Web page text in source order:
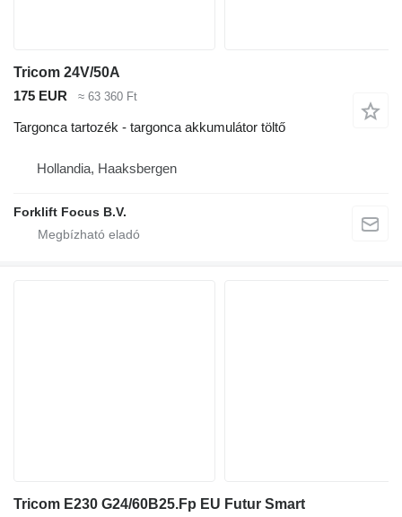
Tricom 24V/50A
175 EUR
≈ 63 360 Ft
Targonca tartozék - targonca akkumulátor töltő
Hollandia, Haaksbergen
Forklift Focus B.V.
Tricom E230 G24/60B25.Fp EU Futur Smart